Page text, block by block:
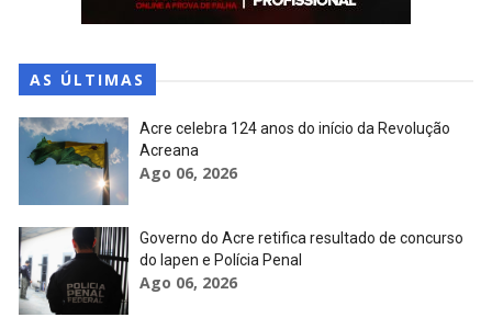
AS ÚLTIMAS
Acre celebra 124 anos do início da Revolução
Acreana
Ago 06, 2026
Governo do Acre retifica resultado de concurso
do Iapen e Polícia Penal
Ago 06, 2026